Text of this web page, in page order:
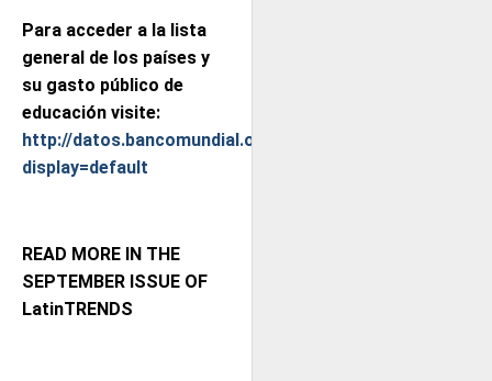
Para acceder a la lista
general de los países y
su gasto público de
educación visite:
http://datos.bancomundial.org/indicador/
display=default
READ MORE IN THE
SEPTEMBER ISSUE OF
LatinTRENDS